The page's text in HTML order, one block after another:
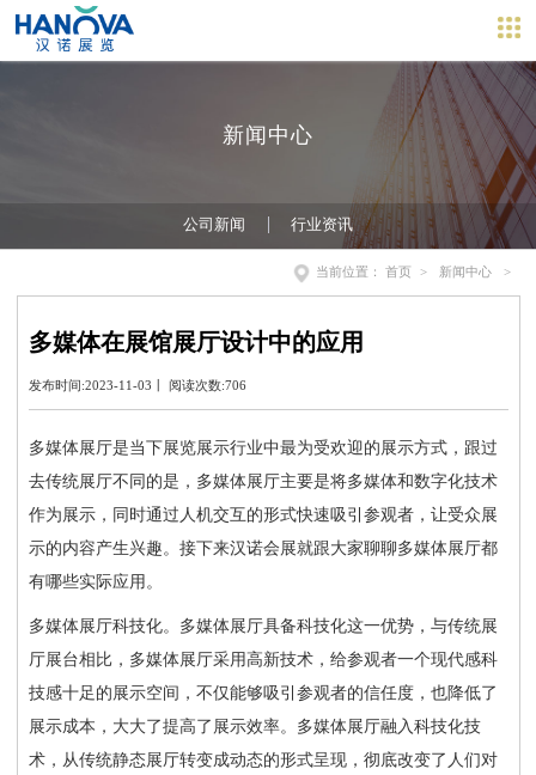
新闻中心
公司新闻 行业资讯
当前位置： 首页 > 新闻中心 >
多媒体在展馆展厅设计中的应用
发布时间:2023-11-03丨 阅读次数:706
多媒体展厅是当下展览展示行业中最为受欢迎的展示方式，跟过
去传统展厅不同的是，多媒体展厅主要是将多媒体和数字化技术
作为展示，同时通过人机交互的形式快速吸引参观者，让受众展
示的内容产生兴趣。接下来汉诺会展就跟大家聊聊多媒体展厅都
有哪些实际应用 。
多媒体展厅科技化。 多媒体展厅具备科技化这一优势，与传统展
厅展台相比，多媒体展厅采用高新技术，给参观者一个现代感科
技感十足的展示空间，不仅能够吸引参观者的信任度，也降低了
展示成本，大大了提高了展示效率。多媒体展厅融入科技化技
术，从传统静态展厅转变成动态的形式呈现，彻底改变了人们对